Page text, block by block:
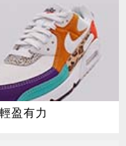
盈有力